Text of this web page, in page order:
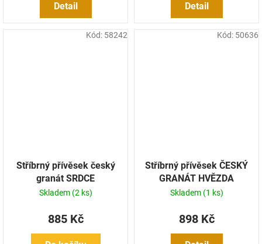
Detail Detail
Stříbrný přívěsek český
granát SRDCE
Skladem (2 ks)
885 Kč
Kód: 58242
Stříbrný přívěsek ČESKÝ
GRANÁT HVĚZDA
Skladem (1 ks)
898 Kč
Kód: 50636